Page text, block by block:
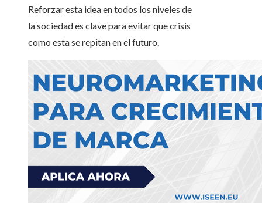
Reforzar esta idea en todos los niveles de
la sociedad es clave para evitar que crisis
como esta se repitan en el futuro.